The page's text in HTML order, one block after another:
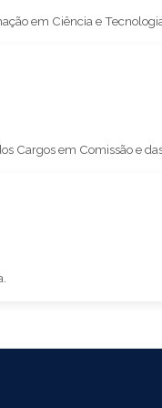
em Ciência e
Cargos em Comissão e